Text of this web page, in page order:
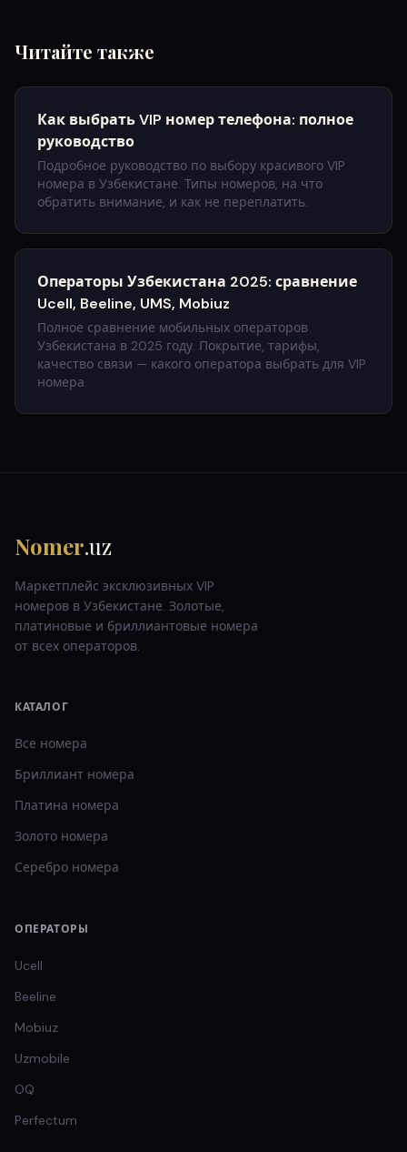
Читайте также
Как выбрать VIP номер телефона: полное
руководство
Подробное руководство по выбору красивого VIP
номера в Узбекистане. Типы номеров, на что
обратить внимание, и как не переплатить.
Операторы Узбекистана 2025: сравнение
Ucell, Beeline, UMS, Mobiuz
Полное сравнение мобильных операторов
Узбекистана в 2025 году. Покрытие, тарифы,
качество связи — какого оператора выбрать для VIP
номера.
Nomer.uz
Маркетплейс эксклюзивных VIP
номеров в Узбекистане. Золотые,
платиновые и бриллиантовые номера
от всех операторов.
КАТАЛОГ
Все номера
Бриллиант номера
Платина номера
Золото номера
Серебро номера
ОПЕРАТОРЫ
Ucell
Beeline
Mobiuz
Uzmobile
OQ
Perfectum